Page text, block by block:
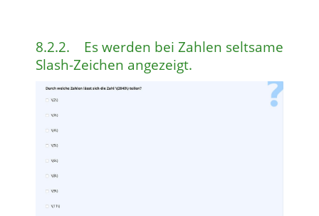
8.2.2. Es werden bei Zahlen seltsame
Slash-Zeichen angezeigt.